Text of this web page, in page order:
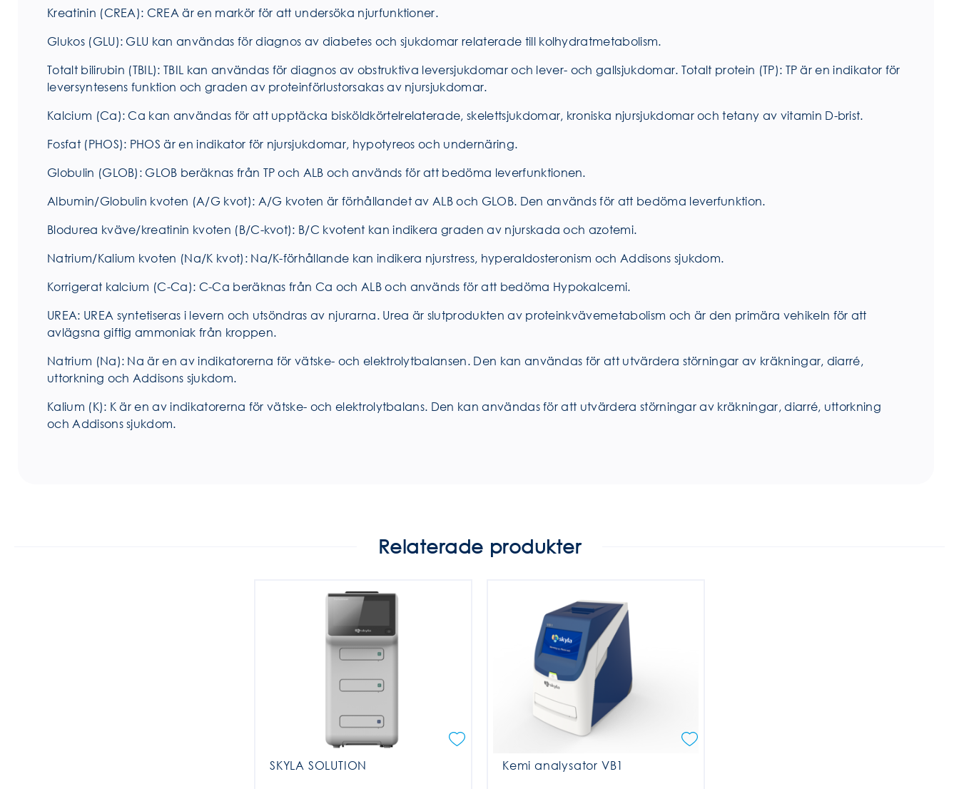
Kreatinin (CREA): CREA är en markör för att undersöka njurfunktioner.
Glukos (GLU): GLU kan användas för diagnos av diabetes och sjukdomar relaterade till kolhydratmetabolism.
Totalt bilirubin (TBIL): TBIL kan användas för diagnos av obstruktiva leversjukdomar och lever- och gallsjukdomar. Totalt protein (TP): TP är en indikator för
leversyntesens funktion och graden av proteinförlustorsakas av njursjukdomar.
Kalcium (Ca): Ca kan användas för att upptäcka bisköldkörtelrelaterade, skelettsjukdomar, kroniska njursjukdomar och tetany av vitamin D-brist.
Fosfat (PHOS): PHOS är en indikator för njursjukdomar, hypotyreos och undernäring.
Globulin (GLOB): GLOB beräknas från TP och ALB och används för att bedöma leverfunktionen.
Albumin/Globulin kvoten (A/G kvot): A/G kvoten är förhållandet av ALB och GLOB. Den används för att bedöma leverfunktion.
Blodurea kväve/kreatinin kvoten (B/C-kvot): B/C kvotent kan indikera graden av njurskada och azotemi.
Natrium/Kalium kvoten (Na/K kvot): Na/K-förhållande kan indikera njurstress, hyperaldosteronism och Addisons sjukdom.
Korrigerat kalcium (C-Ca): C-Ca beräknas från Ca och ALB och används för att bedöma Hypokalcemi.
UREA: UREA syntetiseras i levern och utsöndras av njurarna. Urea är slutprodukten av proteinkvävemetabolism och är den primära vehikeln för att
avlägsna giftig ammoniak från kroppen.
Natrium (Na): Na är en av indikatorerna för vätske- och elektrolytbalansen. Den kan användas för att utvärdera störningar av kräkningar, diarré,
uttorkning och Addisons sjukdom.
Kalium (K): K är en av indikatorerna för vätske- och elektrolytbalans. Den kan användas för att utvärdera störningar av kräkningar, diarré, uttorkning
och Addisons sjukdom.
Relaterade produkter
SKYLA SOLUTION Kemi analysator VB1